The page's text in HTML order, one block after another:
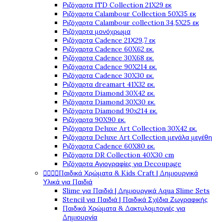
Ριζόχαρτα ITD Collection 21X29 εκ
Ριζόχαρτα Calambour Collection 50X35 εκ
Ριζόχαρτα Calambour collection 34,5X25 εκ
Ριζόχαρτα μονόχρωμα
Ριζόχαρτα Cadence 21Χ29,7 εκ
Ριζόχαρτα Cadence 60X62 εκ.
Ριζόχαρτα Cadence 30X68 εκ.
Ριζόχαρτα Cadence 90X214 εκ.
Ριζόχαρτα Cadence 30X30 εκ.
Ριζόχαρτα dreamart 41X32 εκ.
Ριζόχαρτα Diamond 30X42 εκ.
Ριζόχαρτα Diamond 30X30 εκ.
Ριζόχαρτα Diamond 90x214 εκ.
Ριζόχαρτα 90X90 εκ.
Ριζόχαρτα Deluxe Art Collection 30X42 εκ.
Ριζόχαρτα Deluxe Art Collection μεγάλα μεγέθη
Ριζόχαρτα Cadence 60X80 εκ.
Ριζόχαρτα DR Collection 40X30 cm
Ριζόχαρτα Αγιογραφίες για Decoupage
Παιδικά Χρώματα & Kids Craft | Δημιουργικά
Υλικά για Παιδιά
Slime για Παιδιά | Δημιουργικά Aqua Slime Sets
Stencil για Παιδιά | Παιδικά Σχέδια Ζωγραφικής
Παιδικά Χρώματα & Δακτυλομπογιές για
Δημιουργία